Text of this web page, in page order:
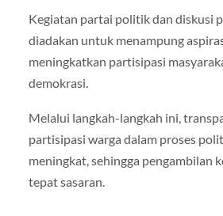
Kegiatan partai politik dan diskusi
diadakan untuk menampung
meningkatkan partisipasi
demokrasi.
Melalui langkah-langkah ini,
partisipasi warga dalam proses
meningkat, sehingga pengambilan
tepat sasaran.